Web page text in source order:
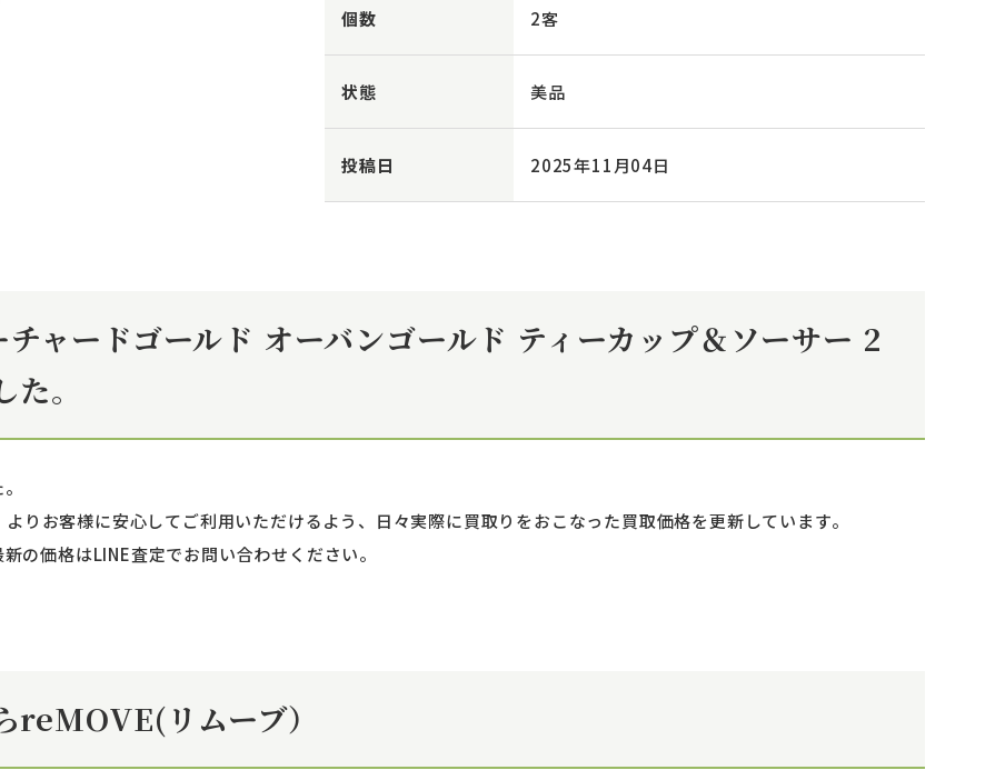
個数 2客
状態 美品
投稿日 2025年11月04日
ャードゴールド オーバンゴールド ティーカップ＆ソーサー 2
。
りお客様に安心してご利用いただけるよう、日々実際に買取りをおこなった買取価格を更新しています。
の価格はLINE査定でお問い合わせください。
reMOVE(リムーブ）